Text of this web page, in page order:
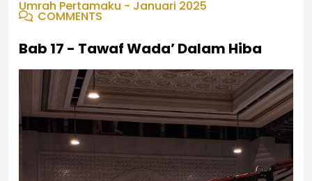
Umrah Pertamaku - Januari 2025
COMMENTS
Bab 17 - Tawaf Wada’ Dalam Hiba